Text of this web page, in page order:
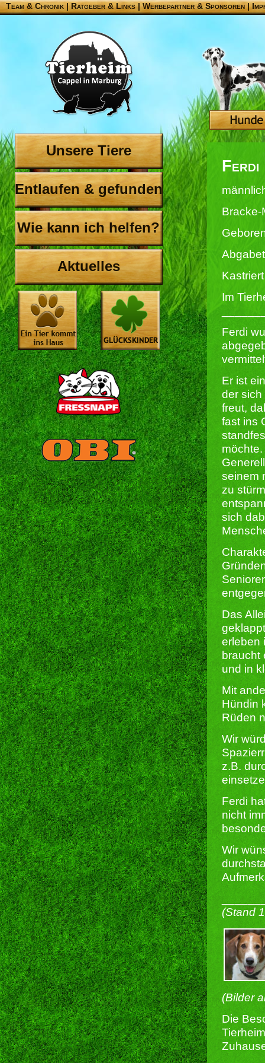
Team & Chronik |Ratgeber & Links|Werbepartner & Sponsoren|
Unsere Tiere
Entlaufen & gefunden
Wie kann ich helfen?
Aktuelles
Ferdi
Bracke-
Im
Ferdi
Er ist
der sich
freut,
fast ins
möchte.
seinem
zu
sich
Das
erleben
braucht
und in
Mit
Hündin
Rüden
Wir
z.B.
Ferdi
nicht
Wir
(Stand
(Bilder
Die